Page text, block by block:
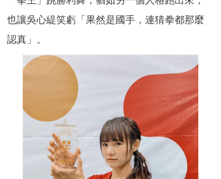
也讓吳心緹笑虧「果然是國手，連猜拳都那麼
認真」。